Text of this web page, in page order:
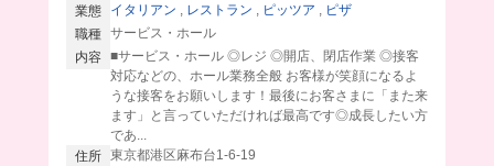
業態 イタリアン レストラン ピッツア
ピザ
職種 サービス・ホール
内容 ■サービス・ホール ◎レジ ◎開店、閉店作業 ◎接客
対応などの、ホール業務全般 お客様が笑顔になるよ
うな接客をお願いします！最後にお客さまに「また来
ます」と言っていただければ最高です◎成長したい方
であ...
住所 東京都港区麻布台1-6-19